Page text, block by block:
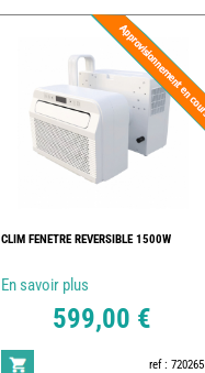
CLIM FENETRE REVERSIBLE 1500W
En savoir plus
599,00 €
ref : 720265